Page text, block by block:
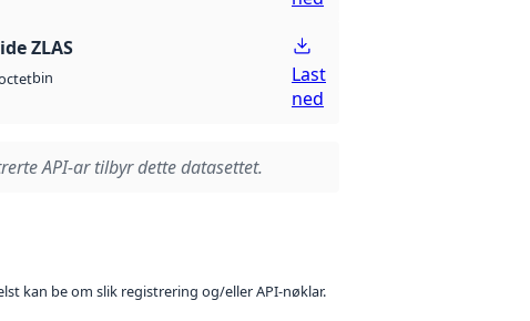
ZLAS
bin
Last
ned
API-ar tilbyr dette datasettet.
kan be om slik registrering og/eller API-nøklar.